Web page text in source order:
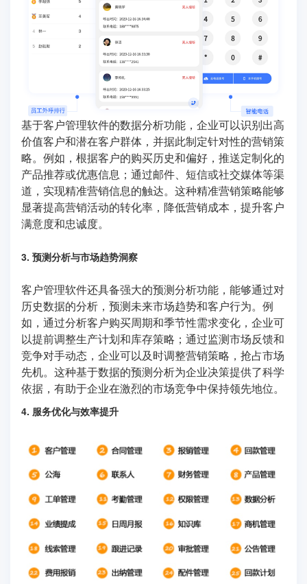
基于客户管理软件的数据分析功能，企业可以识别出高
价值客户和潜在客户群体，并据此制定针对性的营销策
略。例如，根据客户的购买历史和偏好，推送定制化的
产品推荐或优惠信息；通过邮件、短信或社交媒体等渠
道，实现精准营销信息的触达。这种精准营销策略能够
显著提高营销活动的转化率，降低营销成本，提升客户
满意度和忠诚度。
3. 预测分析与市场趋势洞察
客户管理软件还具备强大的预测分析功能，能够通过对
历史数据的分析，预测未来市场趋势和客户行为。例
如，通过分析客户购买周期和季节性需求变化，企业可
以提前调整生产计划和库存策略；通过监测市场反馈和
竞争对手动态，企业可以及时调整营销策略，抢占市场
先机。这种基于数据的预测分析为企业决策提供了科学
依据，有助于企业在激烈的市场竞争中保持领先地位。
4. 服务优化与效率提升